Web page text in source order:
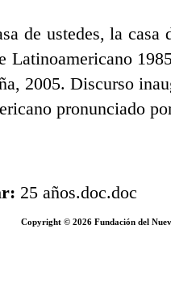
de ustedes, la
Latinoamericano
2005. Discurso
pronunciado
25 años.doc.doc
Copyright © 2026 Fundación del